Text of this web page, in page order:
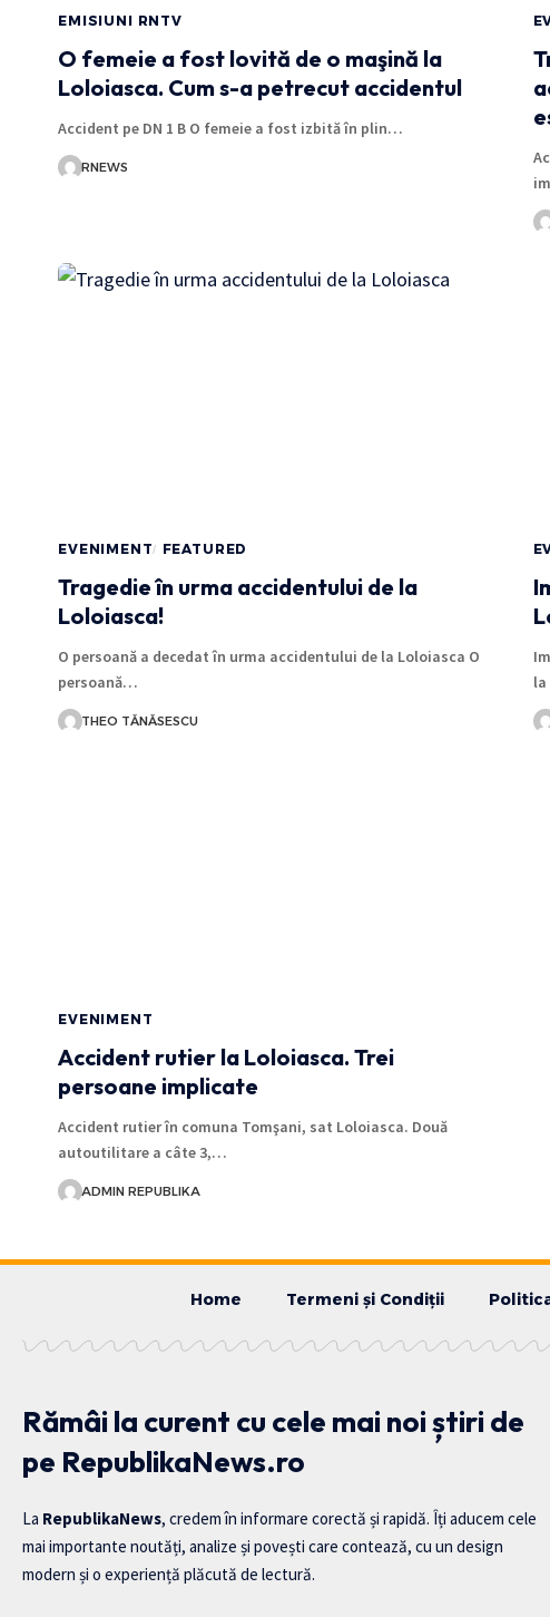
EMISIUNI RNTV
O femeie a fost lovită de o maşină la
Loloiasca. Cum s-a petrecut accidentul
Accident pe DN 1 B O femeie a fost izbită în plin…
RNEWS
EVENIMENT FEATURED
Tragedie în urma accidentului de la
Loloiasca!
O persoană a decedat în urma accidentului de la Loloiasca O
persoană…
THEO TĂNĂSESCU
EVENIMENT
Accident rutier la Loloiasca. Trei
persoane implicate
Accident rutier în comuna Tomşani, sat Loloiasca. Două
autoutilitare a câte 3,…
ADMIN REPUBLIKA
Home Termeni și Condiții
Rămâi la curent cu cele mai noi știri de
pe RepublikaNews.ro
La RepublikaNews, credem în informare corectă și rapidă. Îți aducem cele
mai importante noutăți, analize și povești care contează, cu un design
modern și o experiență plăcută de lectură.